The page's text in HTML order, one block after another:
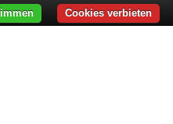
Cookies verbieten